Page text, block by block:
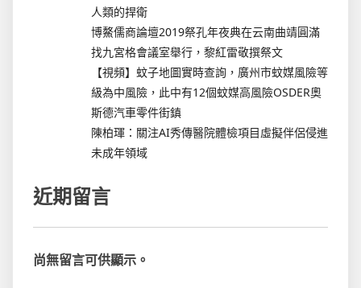
人類的捍衛
博鰲儒商論壇2019祭孔年夜典在云南曲靖圓滿
找九宮格會議室舉行，黎紅雷敬撰祭文
【視頻】蚊子地圖實時查詢，廣州市蚊媒風險等
級為中風險，此中有12個蚊媒高風險OSDER奧
斯德汽車零件街鎮
陳柏琿：關注AI秀傳醫院體檢項目虛擬伴侶侵進
未成年領域
近期留言
尚無留言可供顯示。